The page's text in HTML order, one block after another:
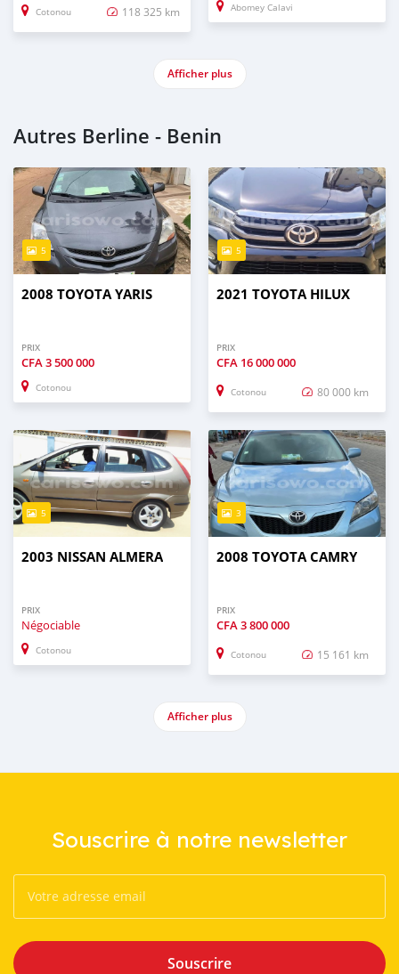
Cotonou 118 325 km Abomey Calavi
Afficher plus
Autres Berline - Benin
5
2008 TOYOTA YARIS
PRIX
CFA3 500 000
Cotonou
5
2021 TOYOTA HILUX
PRIX
CFA 16 000 000
Cotonou 80 000 km
5
2003 NISSAN ALMERA
PRIX
Négociable
Cotonou
3
2008 TOYOTA CAMRY
PRIX
CFA3 800 000
Cotonou 15 161 km
Afficher plus
Souscrire à notre newsletter
Souscrire